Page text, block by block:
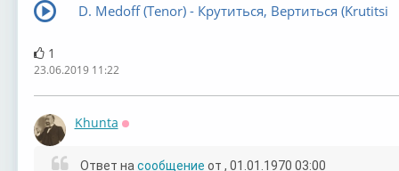
D. Medoff (Tenor) - Крутиться, Вертиться (Krutitsi
1
23.06.2019 11:22
Khunta
Ответ на сообщение от , 01.01.1970 03:00